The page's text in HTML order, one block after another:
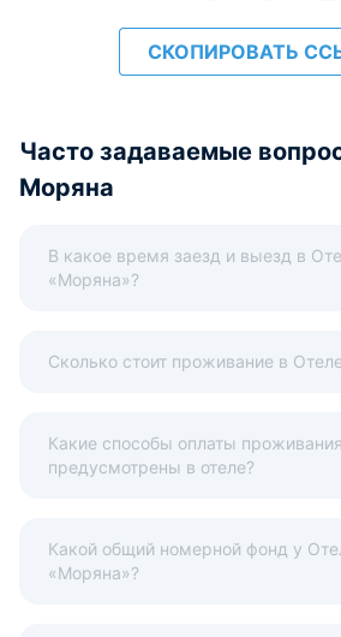
СКОПИРОВАТЬ
Часто задаваемые
Моряна
В какое время заезд и выезд в
«Моряна»?
Сколько стоит проживание в
Какие способы оплаты проживания
предусмотрены в отеле?
Какой общий номерной фонд у
«Моряна»?